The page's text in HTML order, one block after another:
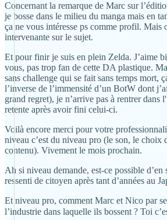
Concernant la remarque de Marc sur
je bosse dans le milieu du manga mais en
ça ne vous intéresse ps comme profil. Mais
intervenante sur le sujet.
Et pour finir je suis en plein Zelda. J’aime
vous, pas trop fan de cette DA plastique.
sans challenge qui se fait sans temps mort,
l’inverse de l’immensité d’un BotW dont
grand regret), je n’arrive pas à rentrer dans
retente après avoir fini celui-ci.
Voilà encore merci pour votre
niveau c’est du niveau pro (le son, le choix
contenu). Vivement le mois prochain.
Ah si niveau demande, est-ce possible
ressenti de citoyen après tant d’années au
Et niveau pro, comment Marc et Nico par
l’industrie dans laquelle ils bossent ? Toi